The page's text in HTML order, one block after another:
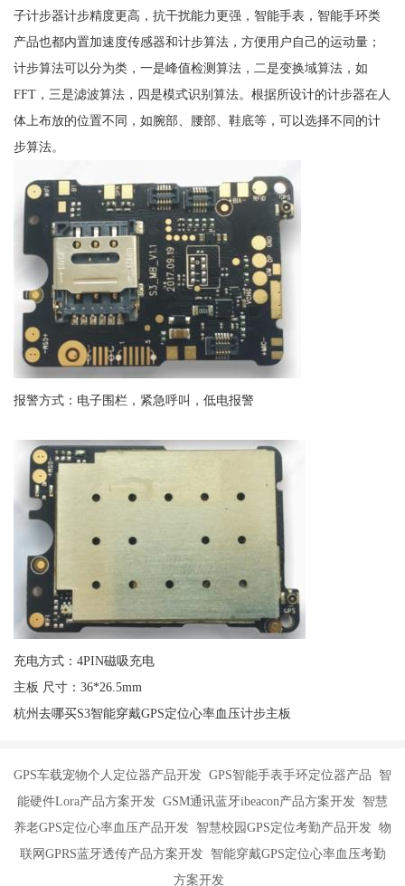
子计步器计步精度更高，抗干扰能力更强，智能手表，智能手环类
产品也都内置加速度传感器和计步算法，方便用户自己的运动量；
计步算法可以分为类，一是峰值检测算法，二是变换域算法，如
FFT，三是滤波算法，四是模式识别算法。根据所设计的计步器在人
体上布放的位置不同，如腕部、腰部、鞋底等，可以选择不同的计
步算法。
报警方式：电子围栏，紧急呼叫，低电报警
充电方式：4PIN磁吸充电
主板 尺寸：36*26.5mm
杭州去哪买S3智能穿戴GPS定位心率血压计步主板
GPS车载宠物个人定位器产品开发 GPS智能手表手环定位器产品 智
能硬件Lora产品方案开发 GSM通讯蓝牙ibeacon产品方案开发 智慧
养老GPS定位心率血压产品开发 智慧校园GPS定位考勤产品开发 物
联网GPRS蓝牙透传产品方案开发 智能穿戴GPS定位心率血压考勤
方案开发